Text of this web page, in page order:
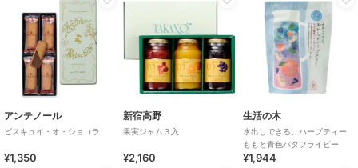
アンテノール
ビスキュイ・オ・ショコラ
¥1,350
新宿高野
果実ジャム３入
¥2,160
生活の木
水出しできる。ハーブティー
ももと青色バタフライピー
¥1,944